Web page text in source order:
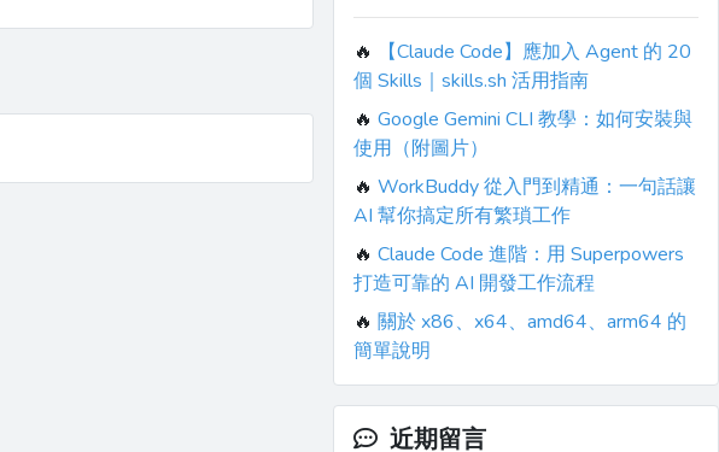
🔥
【Claude Code】應加入 Agent 的 20
個 Skills｜skills.sh 活用指南
🔥 Google Gemini CLI 教學：如何安裝與
使用（附圖片）
🔥 WorkBuddy 從入門到精通：一句話讓
AI 幫你搞定所有繁瑣工作
🔥 Claude Code 進階：用 Superpowers
打造可靠的 AI 開發工作流程
🔥 關於 x86、x64、amd64、arm64 的
簡單說明
近期留言